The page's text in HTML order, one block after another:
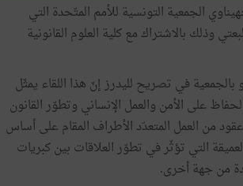
الجمعية التونسية للأمم المتّحدة التي
وذلك بالاشتراك مع كلية العلوم القانونية
في تصريح لليدرز إنّ هذا اللقاء يمثّل
على الأمن والعمل الإنساني وتطوّر القانون
من العمل المتعدّد الأطراف المقام على أساس
التي تؤثّر في تطوّر العلاقات بين كبريات
من جهة أخرى.